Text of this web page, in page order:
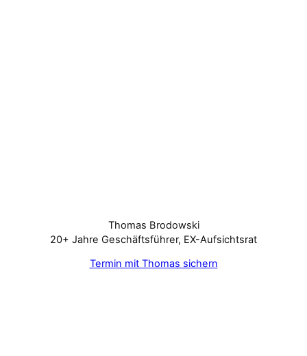
Thomas Brodowski
20+ Jahre Geschäftsführer, EX-Aufsichtsrat
Termin mit Thomas sichern